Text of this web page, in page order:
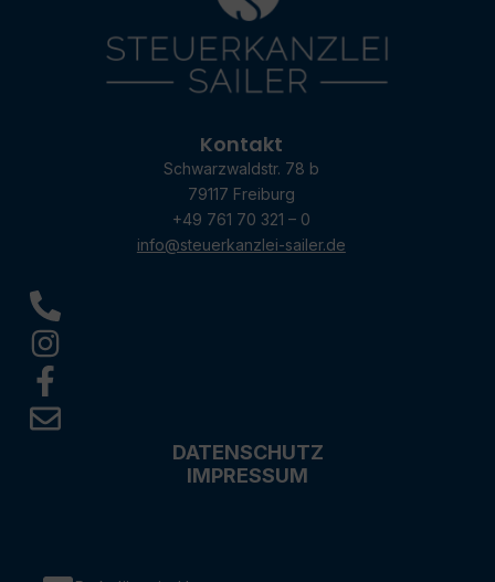
Kontakt
Schwarzwaldstr. 78 b
79117 Freiburg
+49 761 70 321 – 0
info@steuerkanzlei-sailer.de
DATENSCHUTZ
IMPRESSUM